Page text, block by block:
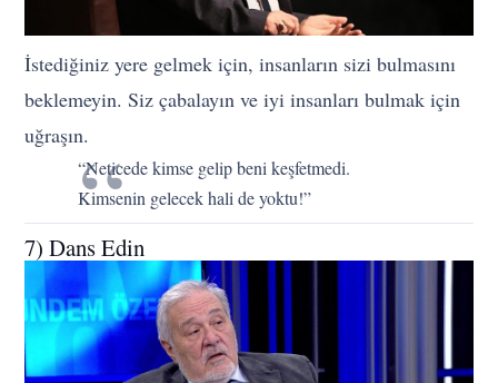
İstediğiniz yere gelmek için, insanların sizi bulmasını
beklemeyin. Siz çabalayın ve iyi insanları bulmak için
uğraşın.
“Neticede kimse gelip beni keşfetmedi.
Kimsenin gelecek hali de yoktu!”
7) Dans Edin